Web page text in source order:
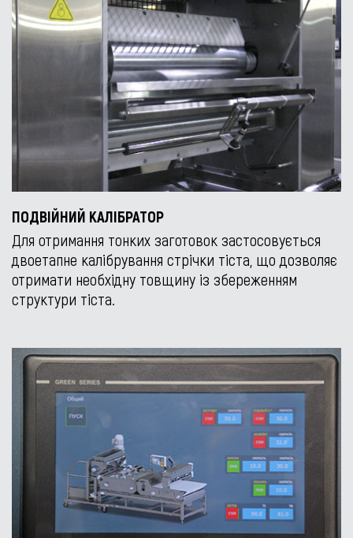
ПОДВІЙНИЙ КАЛІБРАТОР
Для отримання тонких заготовок застосовується
двоетапне калібрування стрічки тіста, що дозволяє
отримати необхідну товщину із збереженням
структури тіста.